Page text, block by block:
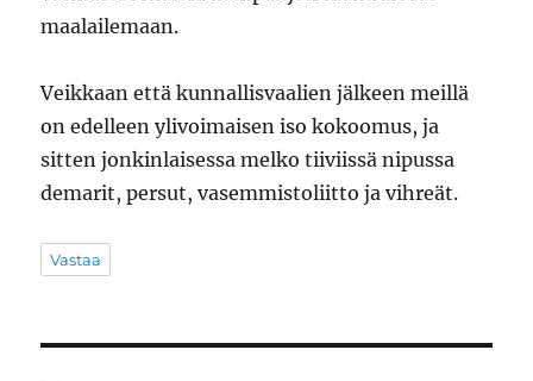
maalailemaan.
Veikkaan että kunnallisvaalien jälkeen meillä
on edelleen ylivoimaisen iso kokoomus, ja
sitten jonkinlaisessa melko tiiviissä nipussa
demarit, persut, vasemmistoliitto ja vihreät.
Vastaa